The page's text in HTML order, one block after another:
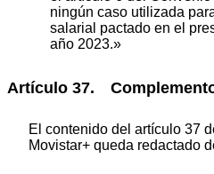
ningún caso utilizada
salarial pactado en el
año 2023.»
Artículo 37.
El contenido del artículo 37
Movistar+ queda redactado